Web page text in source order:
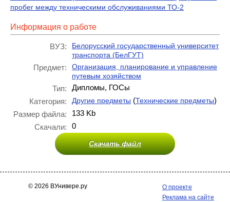
пробег между техническими обслуживаниями ТО-2
Информация о работе
ВУЗ:
Белорусский государственный университет
транспорта (БелГУТ)
Предмет:
Организация, планирование и управление
путевым хозяйством
Тип:
Дипломы, ГОСы
Категория:
Другие предметы (Технические предметы)
Размер файла:
133 Kb
Скачали:
0
Скачать файл
© 2026 ВУнивере.ру
О проекте
Реклама на сайте